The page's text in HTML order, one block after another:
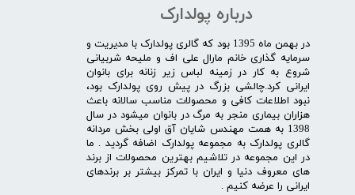
درباره پولدارک
در بهمن ماه 1395 بود که گالری پولدارک با مدیریت و
سرمایه گذاری خانم مارال علی اف و ملیحه شربیانی
شروع به کار در زمینه لباس زیر زنانه برای بانوان
ایرانی کرد.چالشی بزرگ در پیش روی پولدارک بود،
نبود اطلاعات کافی و محصولات مناسب سالانه باعث
هزاران بیماری منجر به مرگ در بانوان میشود در سال
1398 به همت مهندس شایان آق اولی بخش مردانه
گالری پولدارک به مجموعه پولدارک اضافه گردید . ما
در این مجموعه در تلاشیم بهترین محصولات از برند
های معروف دنیا و ایران با تمرکز بیشتر بر برندهای
ایرانی را عرضه کنیم .​​​​​​​